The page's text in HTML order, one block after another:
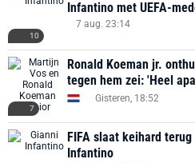
10
Infantino met UEFA-
7 aug. 23:14
7
Ronald Koeman jr.
tegen hem zei: 'Heel
Gisteren, 18:52
FIFA slaat keihard
Infantino